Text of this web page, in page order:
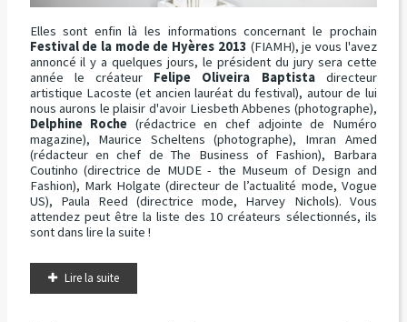
Elles sont enfin là les informations concernant le prochain
Festival de la mode de Hyères 2013 (FIAMH), je vous l'avez
annoncé il y a quelques jours, le président du jury sera cette
année le créateur Felipe Oliveira Baptistadirecteur
artistique Lacoste (et ancien lauréat du festival), autour de lui
nous aurons le plaisir d'avoir Liesbeth Abbenes (photographe),
Delphine Roche (rédactrice en chef adjointe de Numéro
magazine), Maurice Scheltens (photographe), Imran Amed
(rédacteur en chef de The Business of Fashion), Barbara
Coutinho (directrice de MUDE - the Museum of Design and
Fashion), Mark Holgate (directeur de l’actualité mode, Vogue
US), Paula Reed (directrice mode, Harvey Nichols). Vous
attendez peut être la liste des 10 créateurs sélectionnés, ils
sont dans lire la suite !
Lire la suite